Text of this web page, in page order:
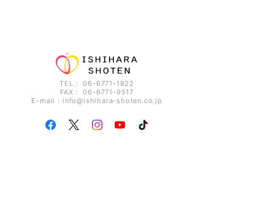
TEL： 06-6771-1822
FAX： 06-6771-9517
E-mail： info@ishihara-shoten.co.jp